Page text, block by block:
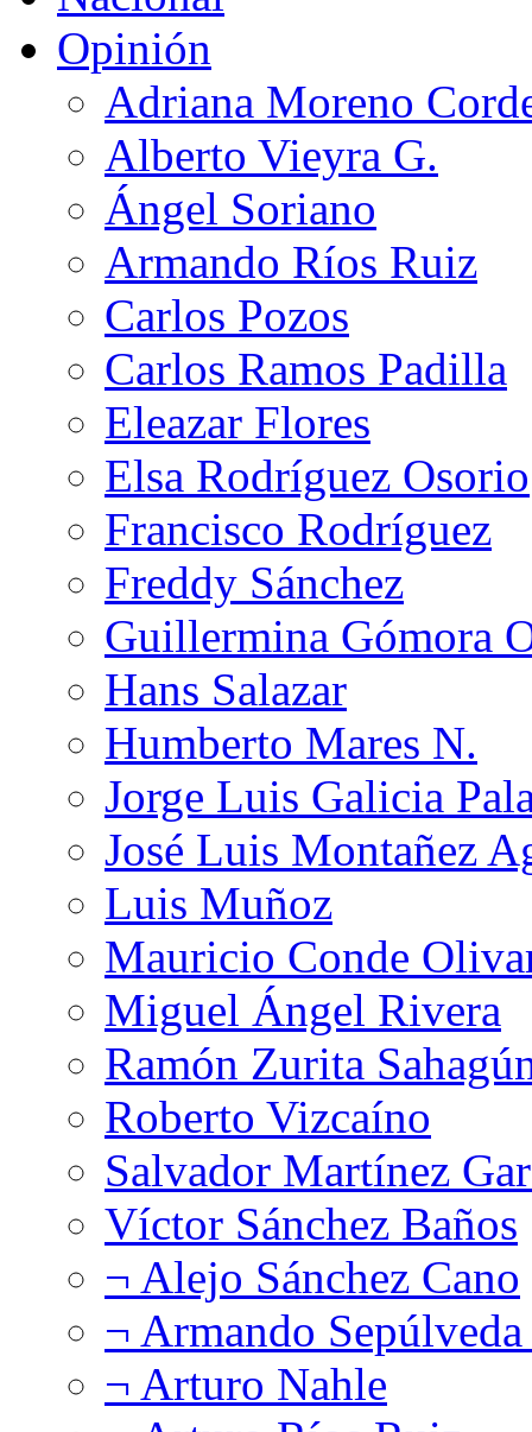
Opinión
Adriana Moreno
Alberto Vieyra G.
Ángel Soriano
Armando Ríos Ruiz
Carlos Pozos
Carlos Ramos Padilla
Eleazar Flores
Elsa Rodríguez Osorio
Francisco Rodríguez
Freddy Sánchez
Guillermina Gómora
Hans Salazar
Humberto Mares N.
Jorge Luis Galicia
José Luis Montañez
Luis Muñoz
Mauricio Conde
Miguel Ángel Rivera
Ramón Zurita
Roberto Vizcaíno
Salvador Martínez
Víctor Sánchez Baños
¬ Alejo Sánchez Cano
¬ Armando
¬ Arturo Nahle